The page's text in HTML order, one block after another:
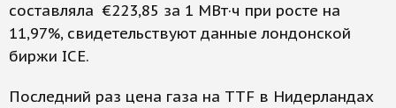
составляла €223,85 за 1 МВт·ч при росте на
11,97%, свидетельствуют данные лондонской
биржи ICE.
Последний раз цена газа на TTF в Нидерландах